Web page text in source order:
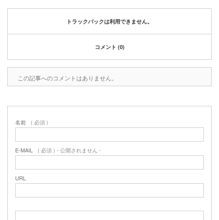
トラックバックは利用できません。
コメント (0)
この記事へのコメントはありません。
名前 ( 必須 )
E-MAIL ( 必須 ) - 公開されません -
URL